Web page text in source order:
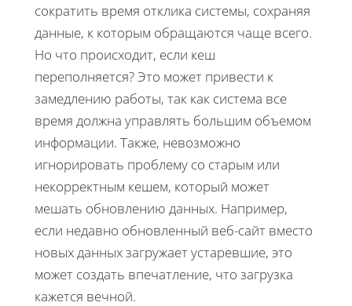
сократить время отклика системы, сохраняя
данные, к которым обращаются чаще всего.
Но что происходит, если кеш
переполняется? Это может привести к
замедлению работы, так как система все
время должна управлять большим объемом
информации. Также, невозможно
игнорировать проблему со старым или
некорректным кешем, который может
мешать обновлению данных. Например,
если недавно обновленный веб-сайт вместо
новых данных загружает устаревшие, это
может создать впечатление, что загрузка
кажется вечной.